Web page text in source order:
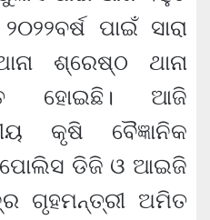
ପାଇଁ ସାରା
ଶ୍ରେଷ୍ଠ ଥାନା
ହୋଇଛି। ଆଜି
କୃଷି ବୈଜ୍ଞାନିକ
ଡିଜି ଓ ଆଇଜି
ଗୃହମନ୍ତ୍ରୀ ଅମିତ